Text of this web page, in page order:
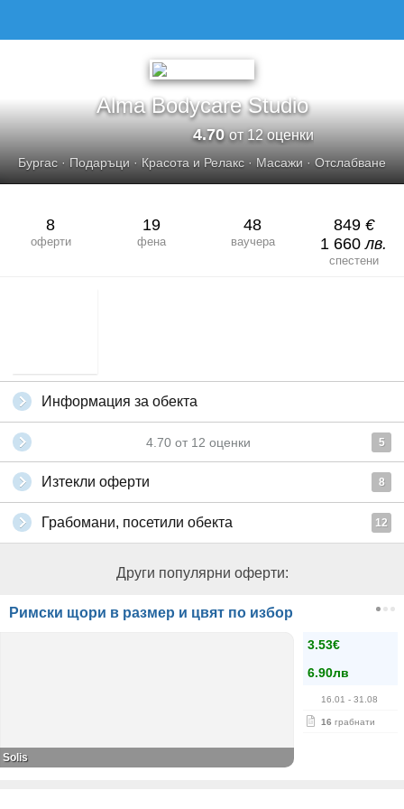
Alma Bodycare Studio
4.70от 12 оценки
Бургас · Подаръци · Красота и Релакс · Масажи · Отслабване
8
оферти
19
фена
48
ваучера
849 €
1 660лв.
спестени
Информация за обекта
4.70 от 12 оценки 5
Изтекли оферти 8
Грабомани, посетили обекта 12
Други популярни оферти:
Римски щори в размер и цвят по избор
3.53€
6.90лв
16.01 - 31.08
16 грабнати
Solis